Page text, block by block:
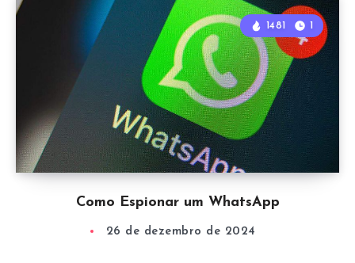
Como Espionar um WhatsApp
1481 1
26 de dezembro de 2024